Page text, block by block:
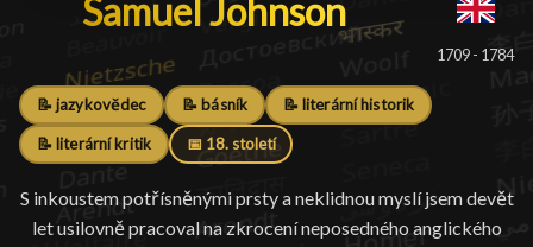
Samuel Johnson
Samuel Johnson
1709 - 1784
📝 jazykovědec 📝 básník 📝 literární historik
📝 literární kritik 📅 18. století
S inkoustem potřísněnými prsty a neklidnou myslí jsem devět
let usilovně pracoval na zkrocení neposedného anglického